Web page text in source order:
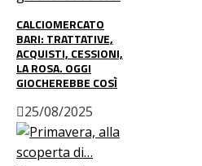
CALCIOMERCATO
BARI: TRATTATIVE,
ACQUISTI, CESSIONI,
LA ROSA. OGGI
GIOCHEREBBE COSÌ
25/08/2025